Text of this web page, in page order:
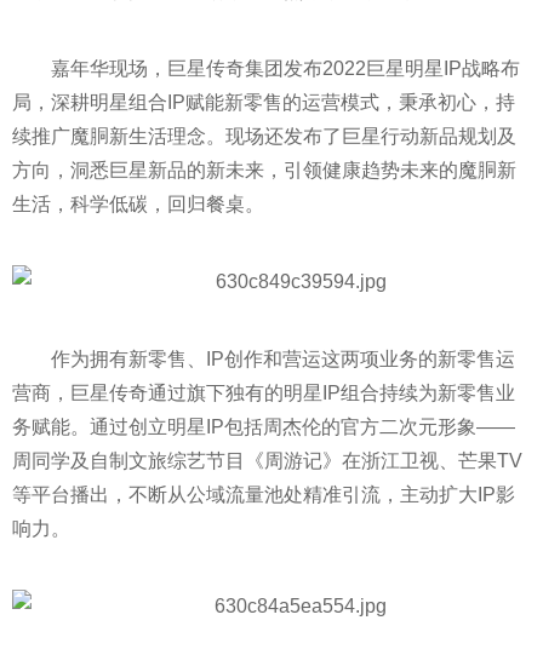
嘉年华现场，巨星传奇集团发布2022巨星明星IP战略布
局，深耕明星组合IP赋能新零售的运营模式，秉承初心，持
续推广魔胴新生活理念。现场还发布了巨星行动新品规划及
方向，洞悉巨星新品的新未来，引领健康趋势未来的魔胴新
生活，科学低碳，回归餐桌。
作为拥有新零售、IP创作和营运这两项业务的新零售运
营商，巨星传奇通过旗下独有的明星IP组合持续为新零售业
务赋能。通过创立明星IP包括周杰伦的官方二次元形象——
周同学及自制文旅综艺节目《周游记》在浙江卫视、芒果TV
等平台播出，不断从公域流量池处精准引流，主动扩大IP影
响力。